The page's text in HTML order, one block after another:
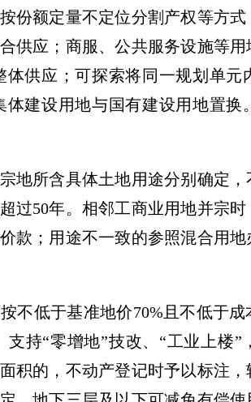
份额定量不定位分割产权等方
供应；商服、公共服务设施等
供应；可探索将同一规划单元
建设用地与国有建设用地置换。
地所含具体土地用途分别确定，
过50年。相邻工商业用地并宗
款；用途不一致的参照混合用
不低于基准地价70%且不低于
持“零增地”技改、“工业上楼”
积的，不动产登记时予以标注